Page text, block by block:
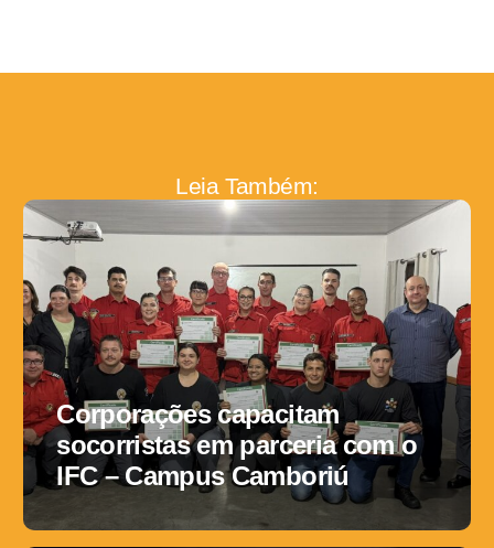
Leia Também:
Corporações capacitam
socorristas em parceria com o
IFC – Campus Camboriú